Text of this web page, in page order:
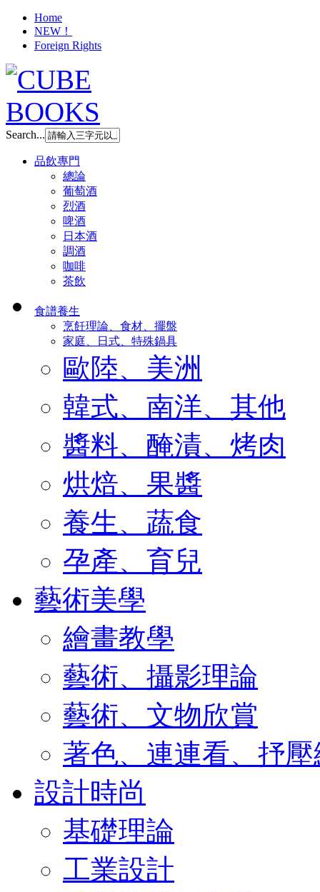
Home
NEW！
Foreign Rights
Search...
品飲專門
總論
葡萄酒
烈酒
啤酒
日本酒
調酒
咖啡
茶飲
食譜養生
烹飪理論、食材、擺盤
家庭、日式、特殊鍋具
歐陸、美洲
韓式、南洋、其他
醬料、醃漬、烤肉
烘焙、果醬
養生、蔬食
孕產、育兒
藝術美學
繪畫教學
藝術、攝影理論
藝術、文物欣賞
著色、連連看、抒
設計時尚
基礎理論
工業設計